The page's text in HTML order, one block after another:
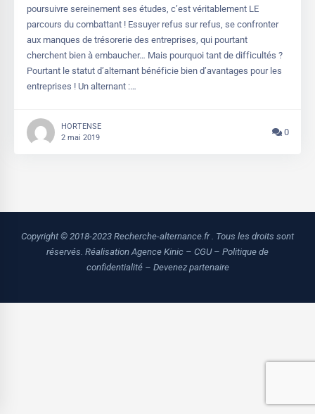
poursuivre sereinement ses études, c’est véritablement LE
parcours du combattant ! Essuyer refus sur refus, se confronter
aux manques de trésorerie des entreprises, qui pourtant
cherchent bien à embaucher… Mais pourquoi tant de difficultés ?
Pourtant le statut d’alternant bénéficie bien d’avantages pour les
entreprises ! Un alternant :…
HORTENSE
2 mai 2019
0
Copyright © 2018-2023 Recherche-alternance.fr . Tous les droits sont
réservés. Réalisation Agence Kinic – CGU – Politique de
confidentialité – Devenez partenaire